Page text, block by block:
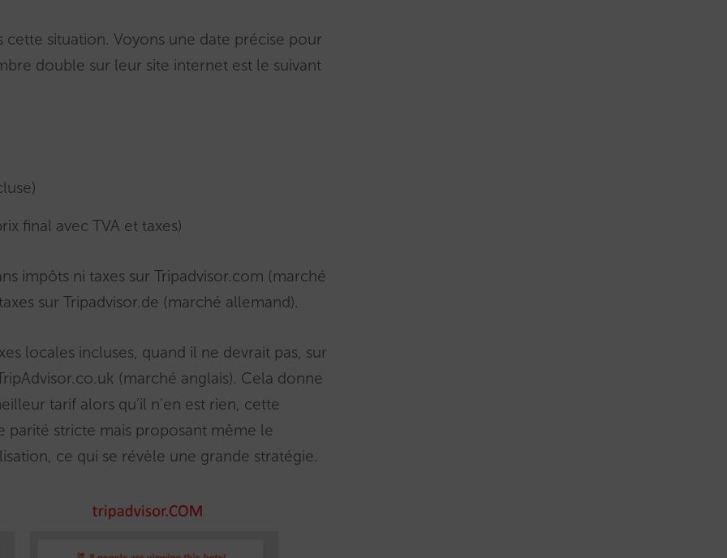
cette situation. Voyons une date précise pour
double sur leur site internet est le suivant
final avec TVA et taxes)
impôts ni taxes sur Tripadvisor.com (marché
sur Tripadvisor.de (marché allemand).
locales incluses, quand il ne devrait pas, sur
(marché anglais). Cela donne
tarif alors qu’il n’en est rien, cette
parité stricte mais proposant même le
ce qui se révèle une grande stratégie.